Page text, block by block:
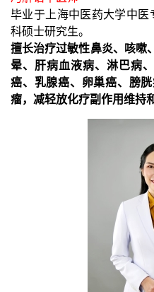
毕业于上海中医药大学中
科硕士研究生。
擅长治疗过敏性鼻炎、咳嗽
晕、肝病血液病、淋巴病
癌、乳腺癌、卵巢癌、膀
瘤，减轻放化疗副作用维持